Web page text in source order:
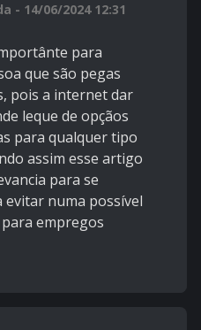
- 14/06/2024 12:31
para
que são pegas
pois a internet dar
leque de opçãos
para qualquer tipo
assim esse artigo
para se
numa possível
empregos